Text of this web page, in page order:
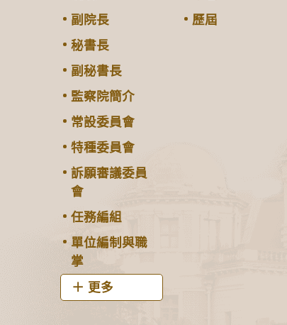
副院長
秘書長
副秘書長
監察院簡介
常設委員會
特種委員會
訴願審議委員
會
任務編組
單位編制與職
掌
更多
歷屆